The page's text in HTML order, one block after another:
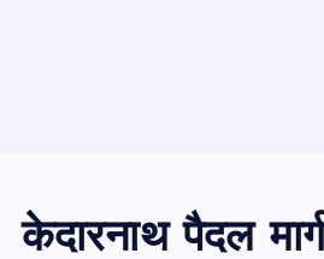
केदारनाथ पैदल